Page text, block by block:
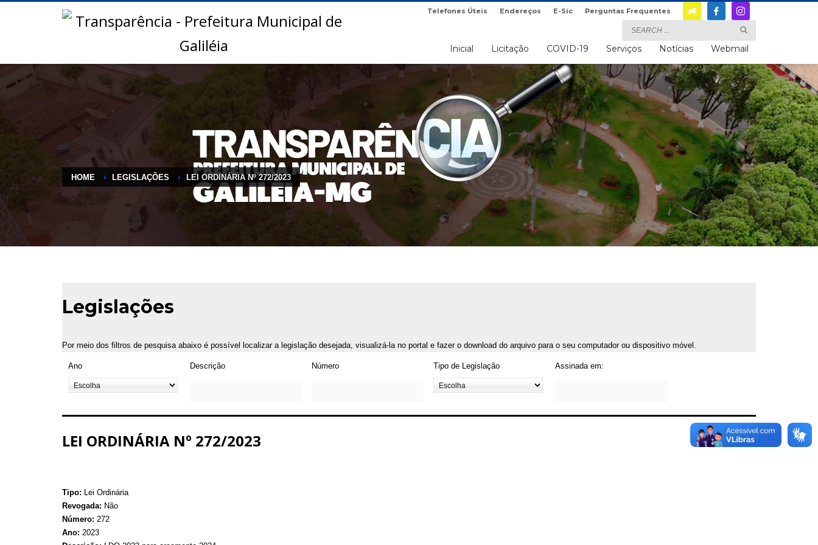
Telefones Úteis Endereços E-Sic Perguntas Frequentes
Inicial Licitação COVID-19 Serviços Notícias Webmail
HOME LEGISLAÇÕES LEI ORDINÁRIA Nº 272/2023
Legislações
Por meio dos filtros de pesquisa abaixo é possível localizar a legislação desejada, visualizá-la no portal e fazer o download do arquivo para o seu computador ou dispositivo móvel.
Ano Descrição Número Tipo de Legislação Assinada em:
LEI ORDINÁRIA Nº 272/2023
Tipo: Lei Ordinária
Revogada: Não
Número: 272
Ano: 2023